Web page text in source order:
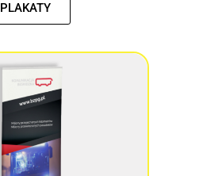
PLAKATY